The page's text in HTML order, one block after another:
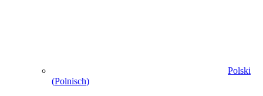
Polski
(Polnisch)